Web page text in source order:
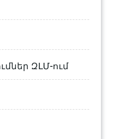
ԶԼՄ-ում